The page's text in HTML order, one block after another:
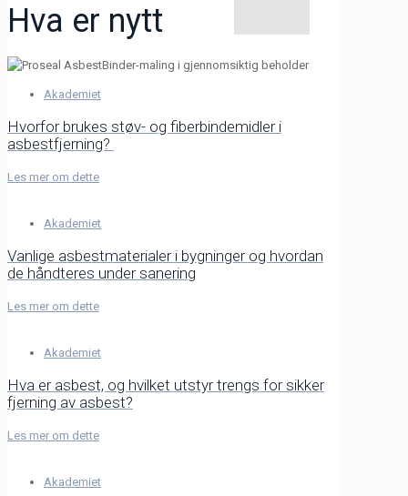
Hva er nytt
Akademiet
Hvorfor brukes støv- og fiberbindemidler i
asbestfjerning?
Les mer om dette
Akademiet
Vanlige asbestmaterialer i bygninger og hvordan
de håndteres under sanering
Les mer om dette
Akademiet
Hva er asbest, og hvilket utstyr trengs for sikker
fjerning av asbest?
Les mer om dette
Akademiet